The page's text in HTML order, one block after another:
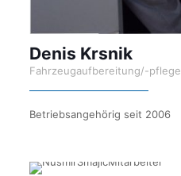
Denis Krsnik
Fahrzeugaufbereitung/-pflege
Betriebsangehörig seit 2006